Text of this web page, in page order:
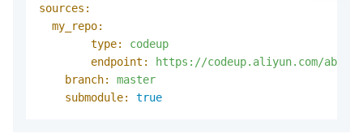
sources:
my_repo:
type:
codeup
endpoint:
https://codeup.aliyun.com/abc/
branch:
master
submodule:
true